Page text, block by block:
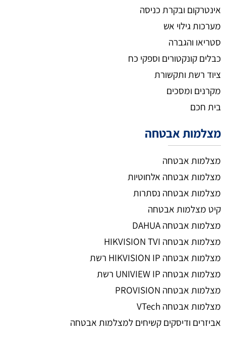
אינטרקום ובקרת כניסה
מערכות גילוי אש
סטריאו והגברה
כבלים קונקטורים וספקי כח
ציוד רשת ותקשורת
מקרנים ומסכים
בית חכם
מצלמות אבטחה
מצלמות אבטחה
מצלמות אבטחה אלחוטיות
מצלמות אבטחה נסתרות
קיט מצלמות אבטחה
מצלמות אבטחה DAHUA
מצלמות אבטחה HIKVISION TVI
מצלמות אבטחה HIKVISION IP רשת
מצלמות אבטחה UNIVIEW IP רשת
מצלמות אבטחה PROVISION
מצלמות אבטחה VTech
אביזרים ודיסקים קשיחים למצלמות אבטחה